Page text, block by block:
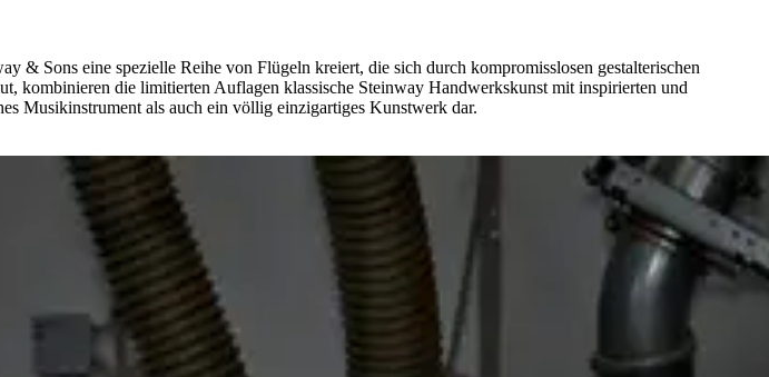
⁠&⁠ Sons eine spezielle Reihe von Flügeln kreiert, die sich durch kompromisslosen gestalterischen
kombinieren die limitierten Auflagen klassische Steinway Handwerkskunst mit inspirierten und
Musikinstrument als auch ein völlig einzigartiges Kunstwerk dar.